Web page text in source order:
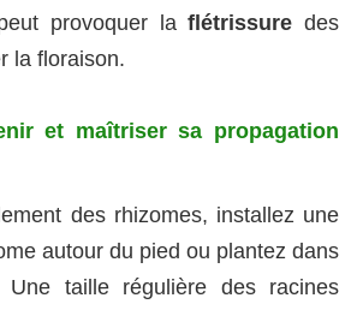
provoquer laflétrissure des
la floraison.
et maîtriser sa propagation
des rhizomes, installez une
autour du pied ou plantez dans
taille régulière des racines